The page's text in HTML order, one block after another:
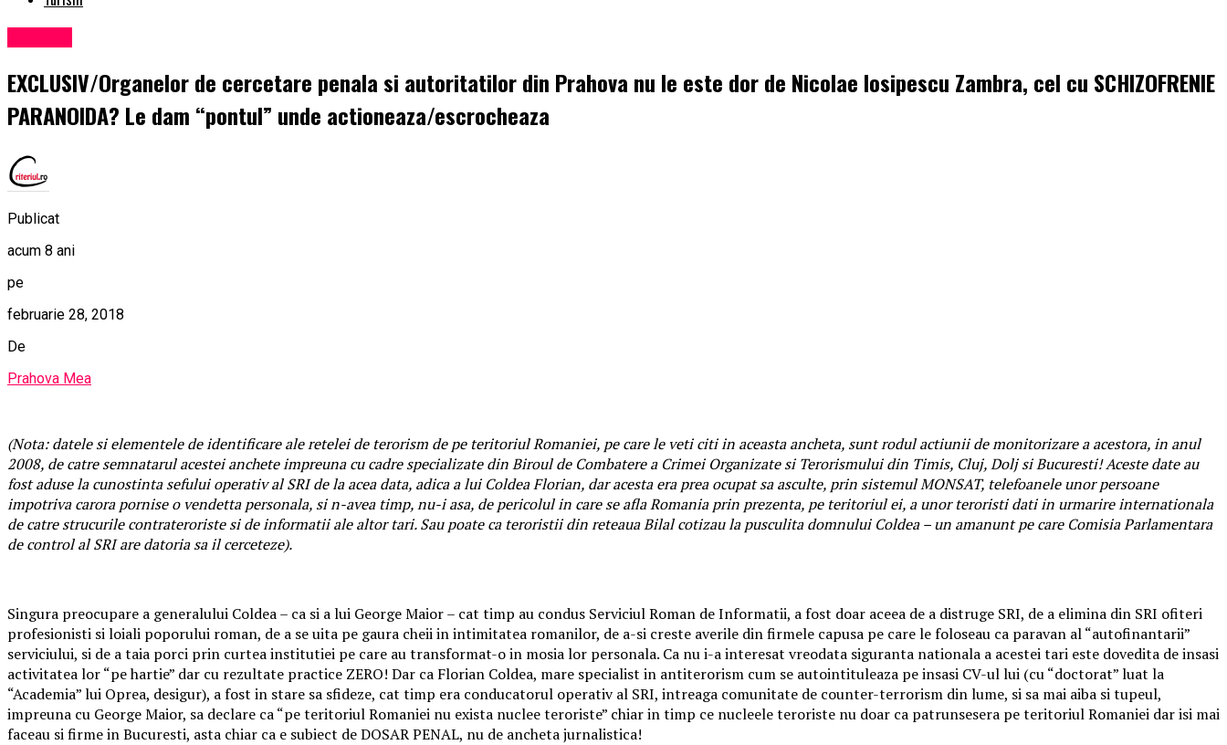
EXCLUSIV/Organelor de cercetare penala si autoritatilor din Prahova nu le este dor de Nicolae Iosipescu Zambra, cel cu SCHIZOFRENIE
PARANOIDA? Le dam “pontul” unde actioneaza/escrocheaza
Publicat
acum 8 ani
pe
februarie 28, 2018
De
Prahova Mea
(Nota: datele si elementele de identificare ale retelei de terorism de pe teritoriul Romaniei, pe care le veti citi in aceasta ancheta, sunt rodul actiunii de monitorizare a acestora, in anul
2008, de catre semnatarul acestei anchete impreuna cu cadre specializate din Biroul de Combatere a Crimei Organizate si Terorismului din Timis, Cluj, Dolj si Bucuresti! Aceste date au
fost aduse la cunostinta sefului operativ al SRI de la acea data, adica a lui Coldea Florian, dar acesta era prea ocupat sa asculte, prin sistemul MONSAT, telefoanele unor persoane
impotriva carora pornise o vendetta personala, si n-avea timp, nu-i asa, de pericolul in care se afla Romania prin prezenta, pe teritoriul ei, a unor teroristi dati in urmarire internationala
de catre strucurile contrateroriste si de informatii ale altor tari. Sau poate ca teroristii din reteaua Bilal cotizau la pusculita domnului Coldea – un amanunt pe care Comisia Parlamentara
de control al SRI are datoria sa il cerceteze).
Singura preocupare a generalului Coldea – ca si a lui George Maior – cat timp au condus Serviciul Roman de Informatii, a fost doar aceea de a distruge SRI, de a elimina din SRI ofiteri
profesionisti si loiali poporului roman, de a se uita pe gaura cheii in intimitatea romanilor, de a-si creste averile din firmele capusa pe care le foloseau ca paravan al “autofinantarii”
serviciului, si de a taia porci prin curtea institutiei pe care au transformat-o in mosia lor personala. Ca nu i-a interesat vreodata siguranta nationala a acestei tari este dovedita de insasi
activitatea lor “pe hartie” dar cu rezultate practice ZERO! Dar ca Florian Coldea, mare specialist in antiterorism cum se autointituleaza pe insasi CV-ul lui (cu “doctorat” luat la
“Academia” lui Oprea, desigur), a fost in stare sa sfideze, cat timp era conducatorul operativ al SRI, intreaga comunitate de counter-terrorism din lume, si sa mai aiba si tupeul,
impreuna cu George Maior, sa declare ca “pe teritoriul Romaniei nu exista nuclee teroriste” chiar in timp ce nucleele teroriste nu doar ca patrunsesera pe teritoriul Romaniei dar isi mai
faceau si firme in Bucuresti, asta chiar ca e subiect de DOSAR PENAL, nu de ancheta jurnalistica!